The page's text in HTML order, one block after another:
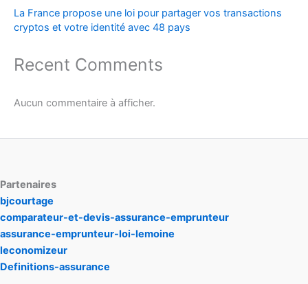
La France propose une loi pour partager vos transactions
cryptos et votre identité avec 48 pays
Recent Comments
Aucun commentaire à afficher.
Partenaires
bjcourtage
comparateur-et-devis-assurance-emprunteur
assurance-emprunteur-loi-lemoine
leconomizeur
Definitions-assurance